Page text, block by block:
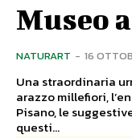
Museo
NATURART - 16
Una straordinaria
arazzo millefiori,
Pisano, le
questi...